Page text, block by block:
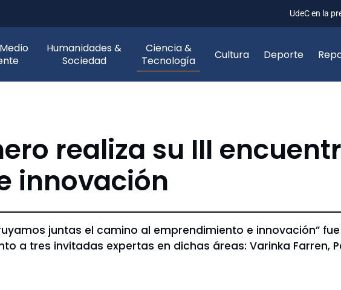
UdeC en la
Humanidades &
Sociedad
Ciencia &
Tecnología
Cultura Deporte
realiza su III
innovación
juntas el camino al emprendimiento e innovación”
a tres invitadas expertas en dichas áreas: Varinka Farren,